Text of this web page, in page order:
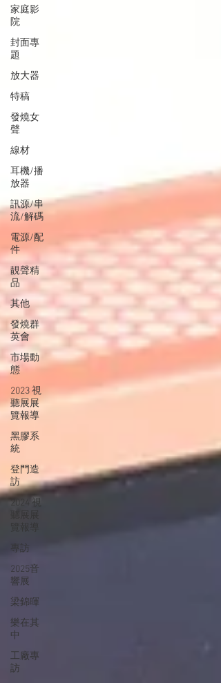
家庭影
院
封面專
題
放大器
特稿
發燒女
聲
線材
耳機/播
放器
訊源/串
流/解碼
電源/配
件
靚聲精
品
其他
發燒群
英會
市場動
態
2023 視
聽展展
覽報導
黑膠系
統
登門造
訪
2024 視
聽展展
覽報導
專訪
2025音
響展
梁錦暉
樂在其
中
工廠專
訪